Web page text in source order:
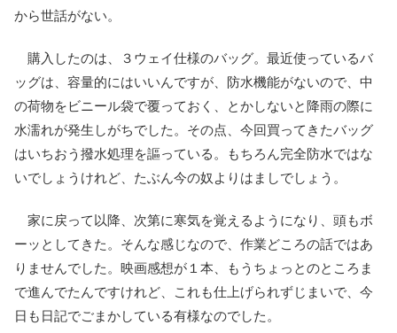
から世話がない。
購入したのは、３ウェイ仕様のバッグ。最近使っているバ
ッグは、容量的にはいいんですが、防水機能がないので、中
の荷物をビニール袋で覆っておく、とかしないと降雨の際に
水濡れが発生しがちでした。その点、今回買ってきたバッグ
はいちおう撥水処理を謳っている。もちろん完全防水ではな
いでしょうけれど、たぶん今の奴よりはましでしょう。
家に戻って以降、次第に寒気を覚えるようになり、頭もボ
ーッとしてきた。そんな感じなので、作業どころの話ではあ
りませんでした。映画感想が１本、もうちょっとのところま
で進んでたんですけれど、これも仕上げられずじまいで、今
日も日記でごまかしている有様なのでした。